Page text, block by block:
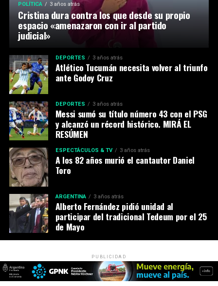
POLÍTICA 3 años atrás
Cristina dura contra los que desde su propio
espacio «amenazaron con ir al partido
judicial»
DEPORTES 3 años atrás
Atlético Tucumán necesita volver al triunfo
ante Godoy Cruz
DEPORTES 3 años atrás
Messi sumó su título número 43 con el PSG
y alcanzó un récord histórico. MIRÁ EL
RESÚMEN
ESPECTÁCULOS & TV 3 años atrás
A los 82 años murió el cantautor Daniel
Toro
ARGENTINA 3 años atrás
Alberto Fernández pidió unidad al
participar del tradicional Tedeum por el 25
de Mayo
PUBLICIDAD